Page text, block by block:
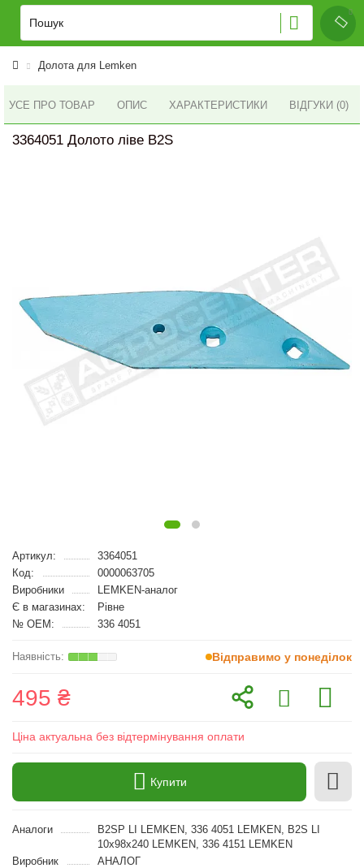
Долота для Lemken
УСЕ ПРО ТОВАР ОПИС ХАРАКТЕРИСТИКИ ВІДГУКИ (0)
3364051 Долото ліве B2S
Артикул:
3364051
Код:
0000063705
Виробники
LEMKEN-аналог
Є в магазинах:
Рівне
№ OEM:
336 4051
Відправимо у понеділок
495 ₴
Ціна актуальна без відтермінування оплати
Купити
Аналоги
B2SP LI LEMKEN, 336 4051 LEMKEN, B2S LI
10x98x240 LEMKEN, 336 4151 LEMKEN
Виробник
АНАЛОГ